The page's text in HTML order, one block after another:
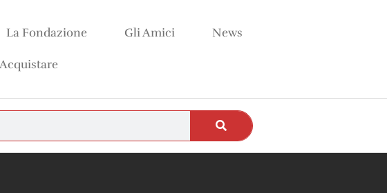
La Fondazione Gli Amici News
Acquistare